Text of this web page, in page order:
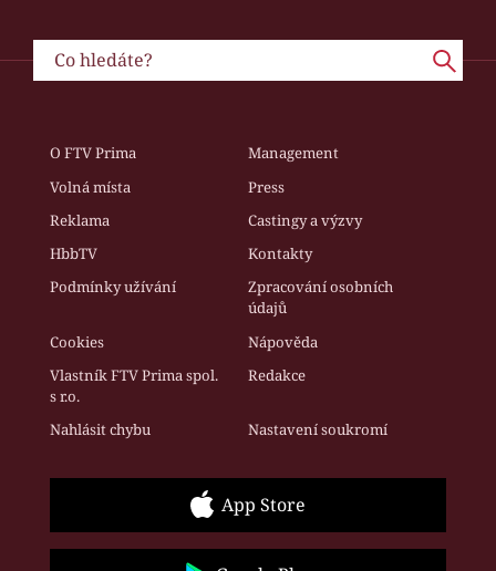
O FTV Prima
Management
Volná místa
Press
Reklama
Castingy a výzvy
HbbTV
Kontakty
Podmínky užívání
Zpracování osobních
údajů
Cookies
Nápověda
Vlastník FTV Prima spol.
s r.o.
Redakce
Nahlásit chybu Nastavení soukromí
App Store